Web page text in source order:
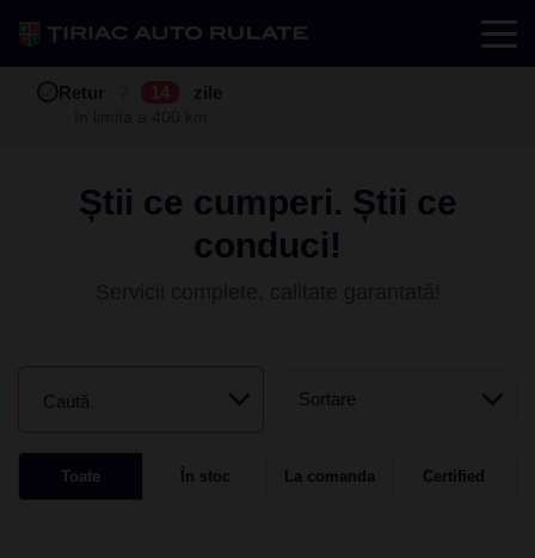
Test drive
Retur 14 zile
Garanție 12 24
Buy back
Știi ce cumperi. Știi ce
conduci!
Caută Sortare
Toate În stoc La comanda Certified